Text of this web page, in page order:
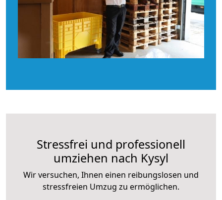
Stressfrei und professionell
umziehen nach Kysyl
Wir versuchen, Ihnen einen reibungslosen und
stressfreien Umzug zu ermöglichen.